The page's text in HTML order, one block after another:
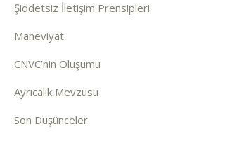
Şiddetsiz İletişim Prensipleri
Maneviyat
CNVC’nin Oluşumu
Ayrıcalık Mevzusu
Son Düşünceler